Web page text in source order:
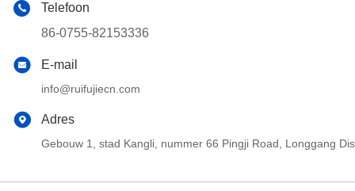
Telefoon
86-0755-82153336
E-mail
info@ruifujiecn.com
Adres
Gebouw 1, stad Kangli, nummer 66 Pingji Road, Longgang